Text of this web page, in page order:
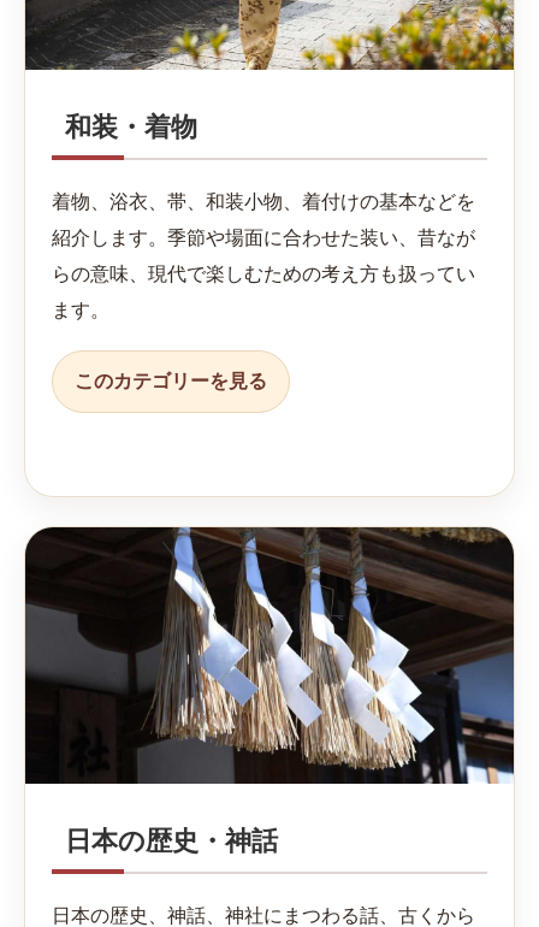
和装・着物
着物、浴衣、帯、和装小物、着付けの基本などを
紹介します。季節や場面に合わせた装い、昔なが
らの意味、現代で楽しむための考え方も扱ってい
ます。
このカテゴリーを見る
日本の歴史・神話
日本の歴史、神話、神社にまつわる話、古くから